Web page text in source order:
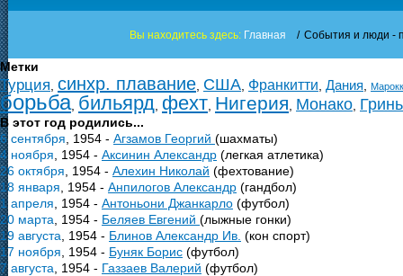
Вы находитесь здесь: Главная / События и люди -
Метки
Турция синхр. плавание США Франкитти Дания
борьба, бильярд фехт Нигерия Монако
В этот год родились...
6 сентября , 1954 - Агзамов Георгий (шахматы)
4 ноября , 1954 - Аксинин Александр (легкая атлетика)
26 октября , 1954 - Алехин Николай (фехтование)
18 января , 1954 - Анпилогов Александр (гандбол)
1 апреля , 1954 - Антоньони Джанкарло (футбол)
20 марта , 1954 - Беляев Евгений (лыжные гонки)
19 августа , 1954 - Блинов Александр Ив. (кон спорт)
17 ноября , 1954 - Буняк Борис (футбол)
7 августа , 1954 - Газзаев Валерий (футбол)